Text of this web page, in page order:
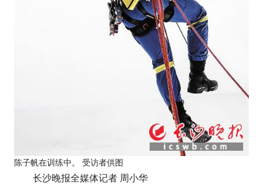
陈子帆在训练中。 受访者供图
长沙晚报全媒体记者 周小华